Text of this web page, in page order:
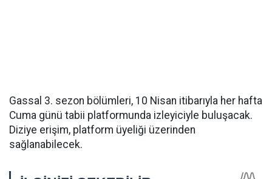
Gassal 3. sezon bölümleri, 10 Nisan itibarıyla her hafta
Cuma günü tabii platformunda izleyiciyle buluşacak.
Diziye erişim, platform üyeliği üzerinden
sağlanabilecek.